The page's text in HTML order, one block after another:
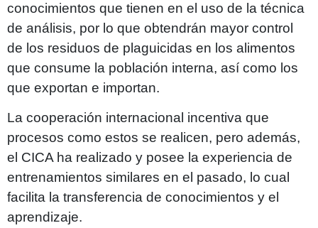
conocimientos que tienen en el uso de la técnica
de análisis, por lo que obtendrán mayor control
de los residuos de plaguicidas en los alimentos
que consume la población interna, así como los
que exportan e importan.
La cooperación internacional incentiva que
procesos como estos se realicen, pero además,
el CICA ha realizado y posee la experiencia de
entrenamientos similares en el pasado, lo cual
facilita la transferencia de conocimientos y el
aprendizaje.